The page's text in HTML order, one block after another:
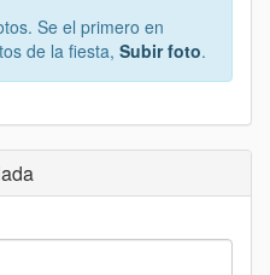
Se el primero en
de la fiesta, Subir foto.